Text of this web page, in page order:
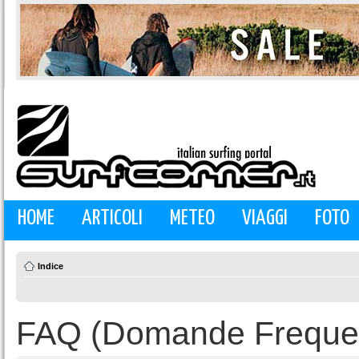
HOME ARTICOLI METEO VIAGGI FOTO
Indice
FAQ (Domande